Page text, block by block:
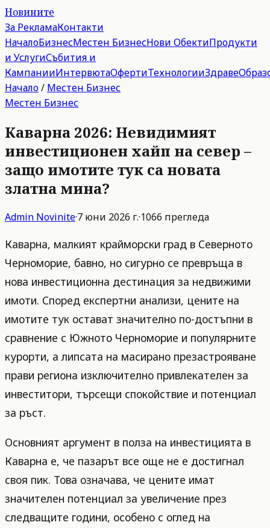
Новините
За РекламаКонтакти
НачалоБизнесМестен БизнесНови ОбектиПродукти
и УслугиСъбития и
КампанииИнтервютаОфертиТехнологииЗдраве
Начало/ Местен Бизнес
Местен Бизнес
Каварна 2026: Невидимият
инвестиционен хайп на север –
защо имотите тук са новата
златна мина?
Admin Novinite·7 юни 2026 г.·1066 прегледа
Каварна, малкият крайморски град в Северното
Черноморие, бавно, но сигурно се превръща в
нова инвестиционна дестинация за недвижими
имоти. Според експертни анализи, цените на
имотите тук остават значително по-достъпни в
сравнение с Южното Черноморие и популярните
курорти, а липсата на масирано презастрояване
прави региона изключително привлекателен за
инвеститори, търсещи спокойствие и потенциал
за ръст.
Основният аргумент в полза на инвестицията в
Каварна е, че пазарът все още не е достигнал
своя пик. Това означава, че цените имат
значителен потенциал за увеличение през
следващите години, особено с оглед на